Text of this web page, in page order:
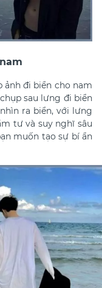
đi biển cho nam
sau lưng đi biển
ra biển, với lưng
tư và suy nghĩ sâu
muốn tạo sự bí ẩn